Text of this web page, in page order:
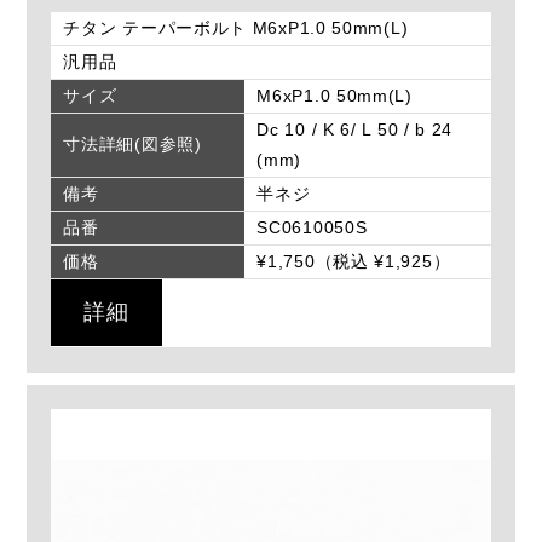
チタン テーパーボルト M6xP1.0 50mm(L)
汎用品
サイズ
M6xP1.0 50mm(L)
寸法詳細(図参照)
Dc 10 / K 6/ L 50 / b 24
(mm)
備考
半ネジ
品番
SC0610050S
価格
¥1,750（税込 ¥1,925）
詳細